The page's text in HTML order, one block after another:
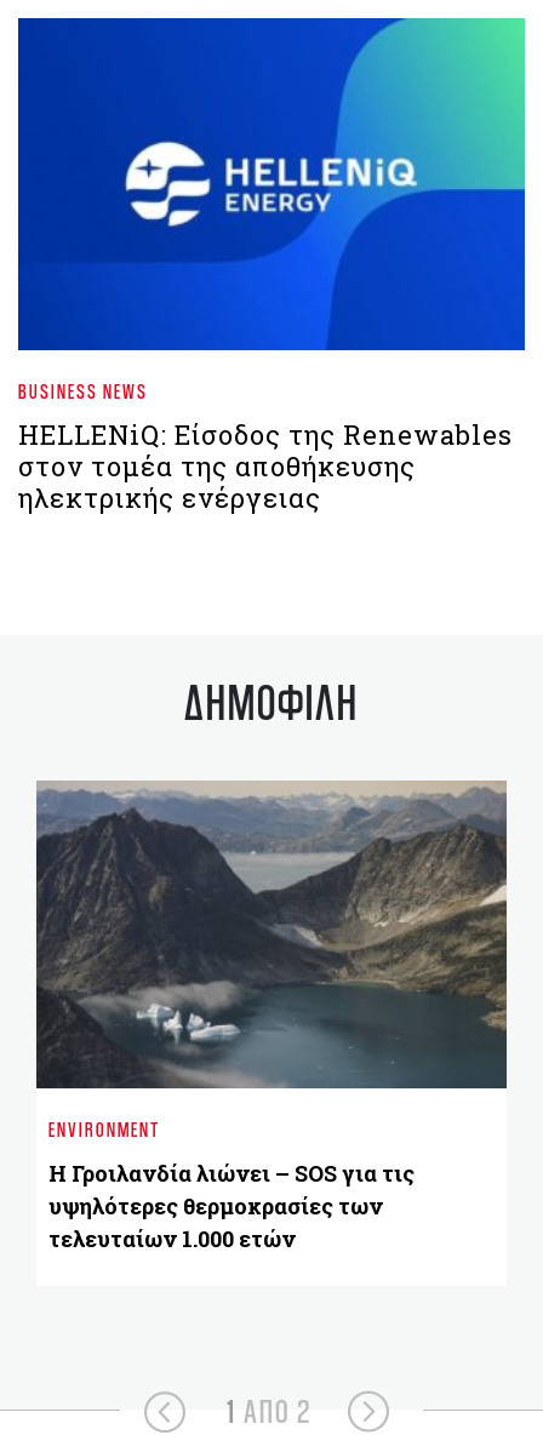
BUSINESS NEWS
HELLENiQ: Είσοδος της Renewables
στον τομέα της αποθήκευσης
ηλεκτρικής ενέργειας
ΔΗΜΟΦΙΛΗ
ENVIRONMENT
Η Γροιλανδία λιώνει – SOS για τις
υψηλότερες θερμοκρασίες των
τελευταίων 1.000 ετών
1 ΑΠΟ 2